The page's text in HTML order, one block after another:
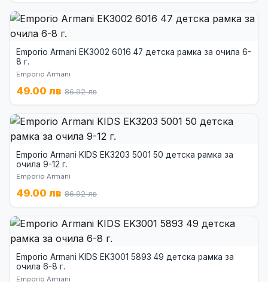
Emporio Armani EK3002 6016 47 детска рамка за очила 6-
8 г.
Emporio Armani
49.00 лв 86.92 лв
Emporio Armani KIDS EK3203 5001 50 детска рамка за
очила 9-12 г.
Emporio Armani
49.00 лв 86.92 лв
Emporio Armani KIDS EK3001 5893 49 детска рамка за
очила 6-8 г.
Emporio Armani